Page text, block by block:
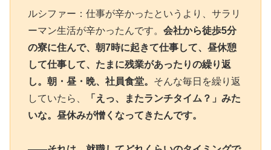
ルシファー：仕事が辛かったというより、サラリ
ーマン生活が辛かったんです。 会社から徒歩5分
の寮に住んで、朝7時に起きて仕事して、昼休憩
して仕事して、たまに残業があったりの繰り返
し。朝・昼・晩、社員食堂。 そんな毎日を繰り返
していたら、
「えっ、またランチタイム？」みた
いな。昼休みが憎くなってきたんです。